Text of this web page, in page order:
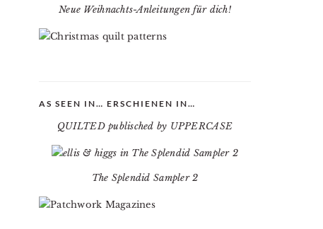
Neue Weihnachts-Anleitungen für dich!
AS SEEN IN… ERSCHIENEN IN…
QUILTED publisched by UPPERCASE
The Splendid Sampler 2